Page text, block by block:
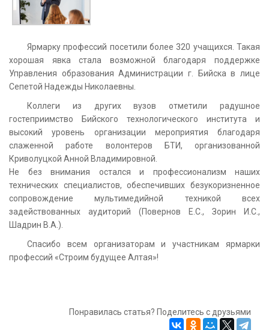
Ярмарку профессий посетили более 320 учащихся. Такая
хорошая явка стала возможной благодаря поддержке
Управления образования Администрации г. Бийска в лице
Сепетой Надежды Николаевны.
Коллеги из других вузов отметили радушное
гостеприимство Бийского технологического института и
высокий уровень организации мероприятия благодаря
слаженной работе волонтеров БТИ, организованной
Криволуцкой Анной Владимировной.
Не без внимания остался и профессионализм наших
технических специалистов, обеспечивших безукоризненное
сопровождение мультимедийной техникой всех
задействованных аудиторий (Повернов Е.С., Зорин И.С.,
Шадрин В.А.).
Спасибо всем организаторам и участникам ярмарки
профессий «Строим будущее Алтая»!
Понравилась статья? Поделитесь с друзьями